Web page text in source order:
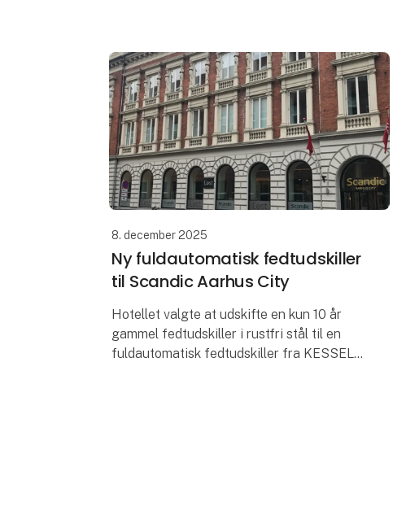
8. december 2025
Ny fuldautomatisk fedtudskiller
til Scandic Aarhus City
Hotellet valgte at udskifte en kun 10 år
gammel fedtudskiller i rustfri stål til en
fuldautomatisk fedtudskiller fra KESSEL